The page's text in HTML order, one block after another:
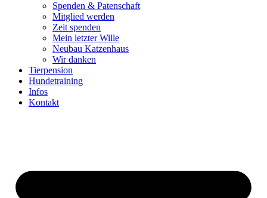
Spenden & Patenschaft
Mitglied werden
Zeit spenden
Mein letzter Wille
Neubau Katzenhaus
Wir danken
Tierpension
Hundetraining
Infos
Kontakt